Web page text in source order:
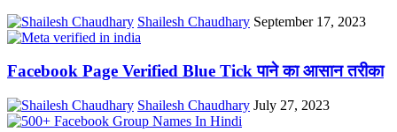
Shailesh Chaudhary September 17, 2023
Facebook Page Verified Blue Tick पाने का आसान तरीका
Shailesh Chaudhary July 27, 2023